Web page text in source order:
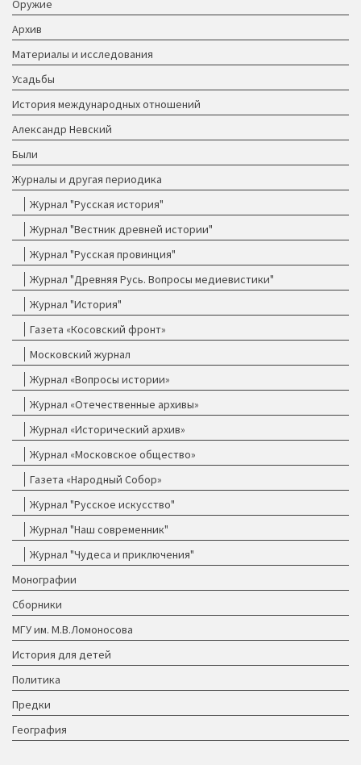
Оружие
Архив
Материалы и исследования
Усадьбы
История международных отношений
Александр Невский
Были
Журналы и другая периодика
Журнал "Русская история"
Журнал "Вестник древней истории"
Журнал "Русская провинция"
Журнал "Древняя Русь. Вопросы медиевистики"
Журнал "История"
Газета «Косовский фронт»
Московский журнал
Журнал «Вопросы истории»
Журнал «Отечественные архивы»
Журнал «Исторический архив»
Журнал «Московское общество»
Газета «Народный Собор»
Журнал "Русское искусство"
Журнал "Наш современник"
Журнал "Чудеса и приключения"
Монографии
Сборники
МГУ им. М.В.Ломоносова
История для детей
Политика
Предки
География